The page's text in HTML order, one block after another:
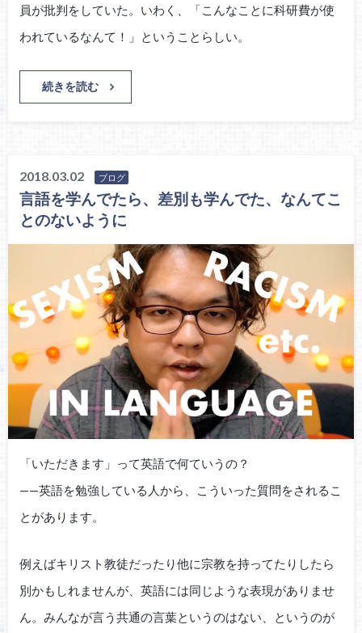
員が批判をしていた。いわく、「こんなことに科研費が使
われているなんて！」ということらしい。
続きを読む
2018.03.02 ブログ
言語を学んでたら、差別も学んでた、なんてこ
とのないように
「いただきます」って英語で何ていうの？
——英語を勉強している人から、こういった質問をされるこ
とがあります。
例えばキリスト教徒だったり他に宗教を持ってたりしたら
別かもしれませんが、英語には同じような表現がありませ
ん。みんなが言う共通の言葉というのはない、というのが